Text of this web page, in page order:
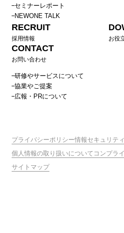
セミナーレポート
NEWONE TALK
RECRUIT
採用情報 お役
CONTACT
お問い合わせ
研修やサービスについて
協業やご提案
広報・PRについて
プライバシーポリシー情報セキュリテ
個人情報の取り扱いについて コンプラ
サイトマップ